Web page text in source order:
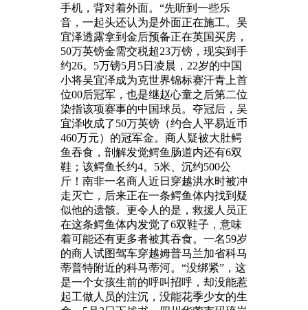
手机，背对着外面。“先听到一些乐
音，一起头还认为是外面正在施工。吴
宜泽透露拿到金后预备正在英国买房，
50万英镑金需交税超23万镑，现实到手
约26。5万镑5月5日凌晨，22岁的中国
小将吴宜泽成为克世界锦标赛汗青上首
位00后冠军，也是继赵心童之后第二位
染指该项赛事的中国球员。夺冠后，吴
宜泽收成了50万英镑（约合人平易近币
460万元）的冠军金。商人疑被大肚鳄
鱼吞食，剖解发觉鳄鱼肠道内还有6双
鞋；该鳄鱼长约4。5米、沉约500公
斤！南非一名商人近日穿越洪水时被冲
走灭亡，后来正在一条鳄鱼体内找到疑
似他的遗骸。更令人的是，救援人员正
在这条鳄鱼体内发觉了6双鞋子，意味
着可能还有更多者被其吞食。一名59岁
的商人试图驾车穿越姆普马兰加省科马
蒂普特附近的科马蒂河。“没绑紧”，这
是一个女孩生前的呼叫招呼，却没能惹
起工做人员的注沉，没能花季少女的生